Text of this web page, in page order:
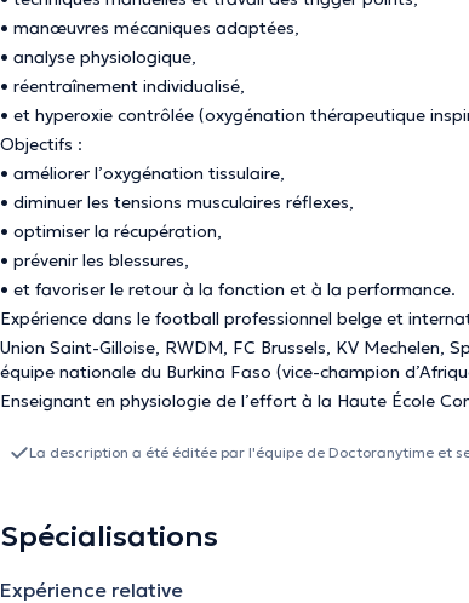
• manœuvres mécaniques adaptées,
• analyse physiologique,
• réentraînement individualisé,
• et hyperoxie contrôlée (oxygénation thérapeutique
Objectifs :
• améliorer l’oxygénation tissulaire,
• diminuer les tensions musculaires réflexes,
• optimiser la récupération,
• prévenir les blessures,
• et favoriser le retour à la fonction et à la performance.
Expérience dans le football professionnel belge et
Union Saint-Gilloise, RWDM, FC Brussels, KV Mechelen,
équipe nationale du Burkina Faso (vice-champion
Enseignant en physiologie de l’effort à la Haute École
La description a été éditée par l'équipe de Doctoranytime et
Spécialisations
Expérience relative